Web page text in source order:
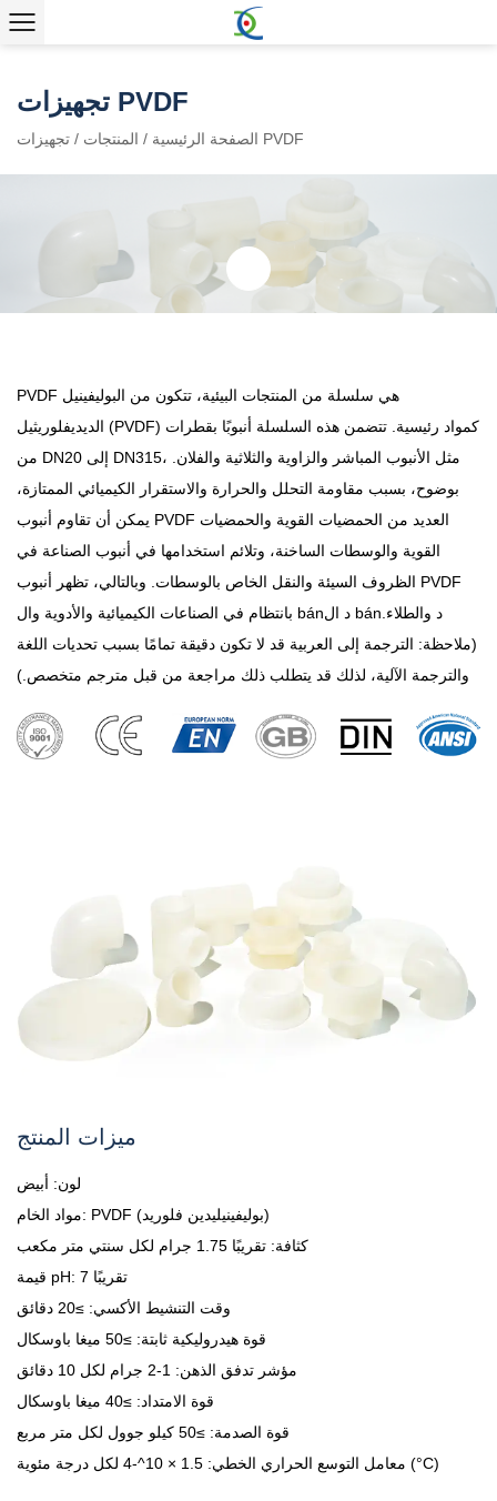
تجهيزات PVDF
الصفحة الرئيسية / المنتجات / تجهيزات PVDF
PVDF هي سلسلة من المنتجات البيئية، تتكون من البوليفينيل
الديديفلوريثيل (PVDF) كمواد رئيسية. تتضمن هذه السلسلة أنبوبًا بقطرات
من DN20 إلى DN315، مثل الأنبوب المباشر والزاوية والثلاثية والفلان.
بوضوح، بسبب مقاومة التحلل والحرارة والاستقرار الكيميائي الممتازة،
يمكن أن تقاوم أنبوب PVDF العديد من الحمضيات القوية والحمضيات
القوية والوسطات الساخنة، وتلائم استخدامها في أنبوب الصناعة في
الظروف السيئة والنقل الخاص بالوسطات. وبالتالي، تظهر أنبوب PVDF
بانتظام في الصناعات الكيميائية والأدوية وال bánد ال bánد والطلاء.
(ملاحظة: الترجمة إلى العربية قد لا تكون دقيقة تمامًا بسبب تحديات اللغة
والترجمة الآلية، لذلك قد يتطلب ذلك مراجعة من قبل مترجم متخصص.)
ميزات المنتج
لون: أبيض
مواد الخام: PVDF (بوليفينيليدين فلوريد)
كثافة: تقريبًا 1.75 جرام لكل سنتي متر مكعب
قيمة pH: تقريبًا 7
وقت التنشيط الأكسي: ≥20 دقائق
قوة هيدروليكية ثابتة: ≥50 ميغا باوسكال
مؤشر تدفق الذهن: 1-2 جرام لكل 10 دقائق
قوة الامتداد: ≥40 ميغا باوسكال
قوة الصدمة: ≥50 كيلو جوول لكل متر مربع
معامل التوسع الحراري الخطي: 1.5 × 10^-4 لكل درجة مئوية (°C)